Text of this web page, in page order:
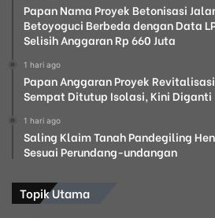
Papan Nama Proyek Betonisasi
Betoyoguci Berbeda dengan Data
Selisih Anggaran Rp 660 Juta
1 hari ago
Papan Anggaran Proyek
Sempat Ditutup Isolasi, Kini Diganti
1 hari ago
Saling Klaim Tanah Pandegiling
Sesuai Perundang-undangan
Topik Utama